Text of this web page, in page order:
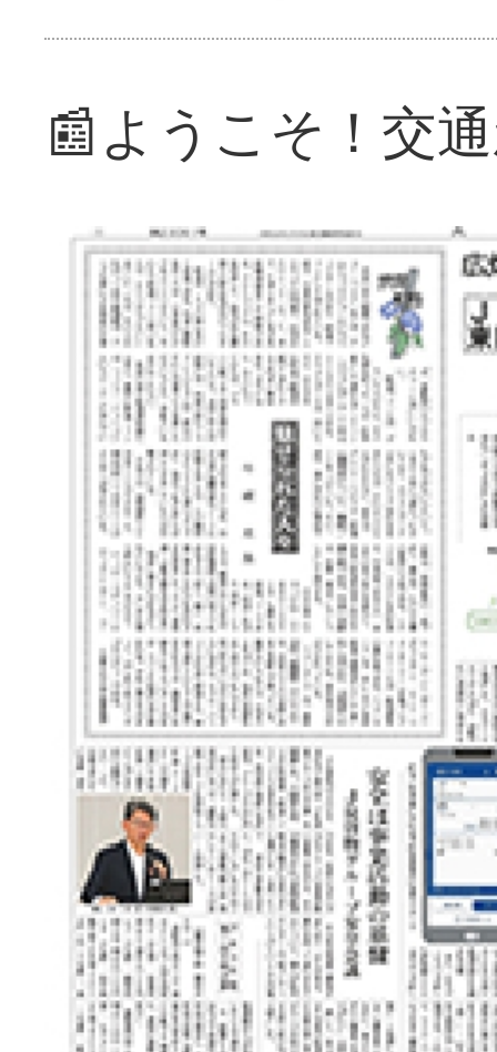
📰ようこそ！交